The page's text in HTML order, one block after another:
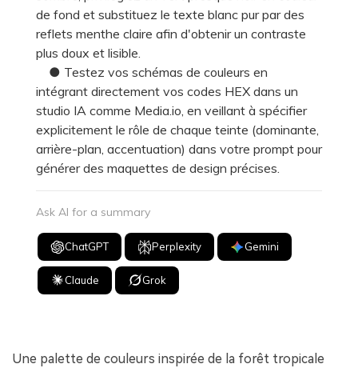
de fond et substituez le texte blanc pur par des
reflets menthe claire afin d'obtenir un contraste
plus doux et lisible.
● Testez vos schémas de couleurs en
intégrant directement vos codes HEX dans un
studio IA comme Media.io, en veillant à spécifier
explicitement le rôle de chaque teinte (dominante,
arrière-plan, accentuation) dans votre prompt pour
générer des maquettes de design précises.
Ask AI for a summary
ChatGPT Perplexity Gemini
Claude Grok
Une palette de couleurs inspirée de la forêt tropicale